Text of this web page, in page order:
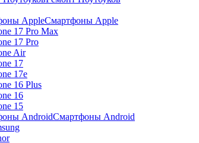
Смартфоны Apple
17 Pro Max
17 Pro
Air
17
17e
16 Plus
16
15
Смартфоны Android